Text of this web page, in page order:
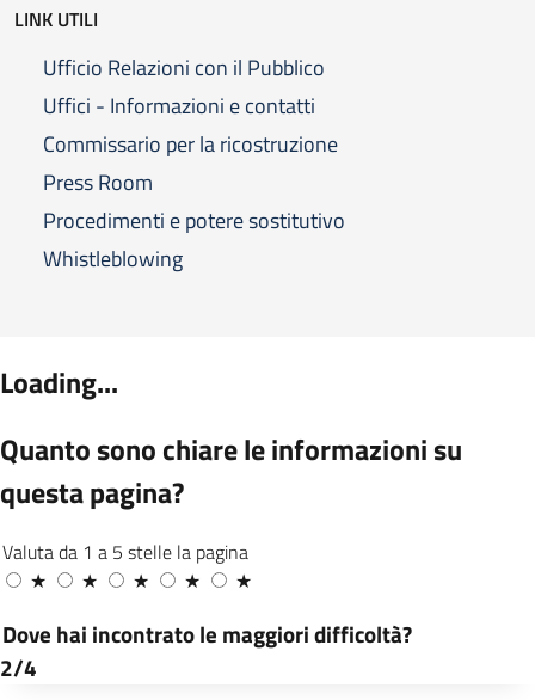
LINK UTILI
Ufficio Relazioni con il Pubblico
Uffici - Informazioni e contatti
Commissario per la ricostruzione
Press Room
Procedimenti e potere sostitutivo
Whistleblowing